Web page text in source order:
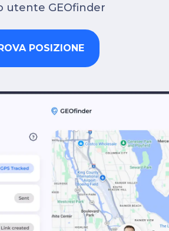
utente GEOfinder
POSIZIONE